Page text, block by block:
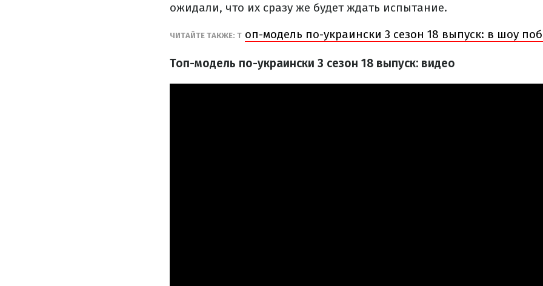
ожидали, что их сразу же будет ждать испытание.
ЧИТАЙТЕ ТАКЖЕ: Т оп-модель по-украински 3 сезон 18 выпуск: в шоу
Топ-модель по-украински 3 сезон 18 выпуск: видео